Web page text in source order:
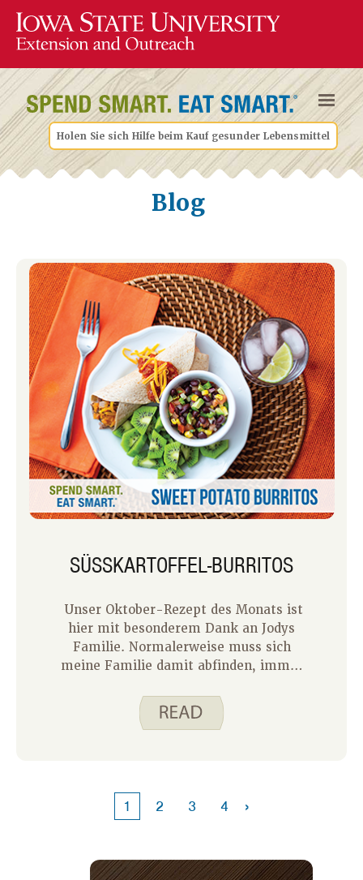
Holen Sie sich Hilfe beim Kauf gesunder Lebensmittel
Blog
SÜSSKARTOFFEL-BURRITOS
Unser Oktober-Rezept des Monats ist
hier mit besonderem Dank an Jodys
Familie. Normalerweise muss sich
meine Familie damit abfinden, immer
ein Rezept teste. Aber für
Süßkartoffel-Burritos haben Jody und
zum ersten Mal probierte, wusste ich,
dass wir einen Gewinner hatten.
Süßkartoffeln und schwarze Bohnen.
1 2 3 4 ›